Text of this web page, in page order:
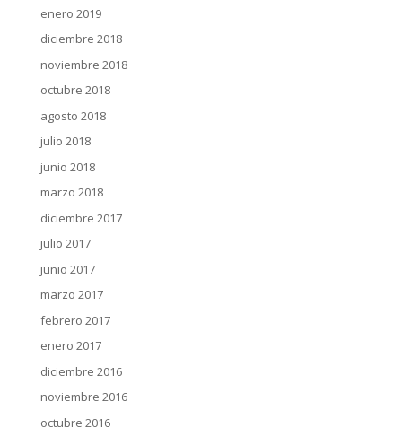
enero 2019
diciembre 2018
noviembre 2018
octubre 2018
agosto 2018
julio 2018
junio 2018
marzo 2018
diciembre 2017
julio 2017
junio 2017
marzo 2017
febrero 2017
enero 2017
diciembre 2016
noviembre 2016
octubre 2016